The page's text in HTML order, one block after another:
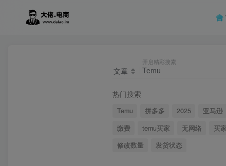
文章
开启精彩搜索
热门搜索
Temu 拼多多 2025 亚马逊
缴费
temu买家 无网络 买
修改数量
发货状态